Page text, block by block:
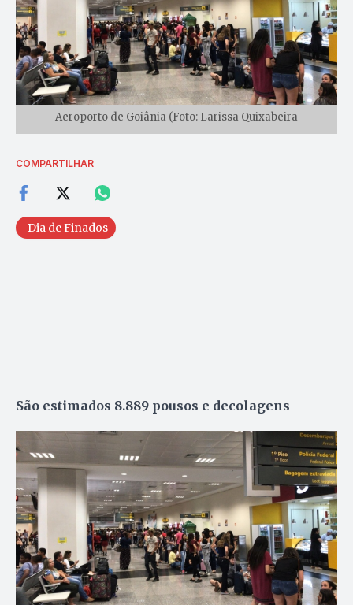
Aeroporto de Goiânia (Foto: Larissa Quixabeira
COMPARTILHAR
Dia de Finados
São estimados 8.889 pousos e decolagens